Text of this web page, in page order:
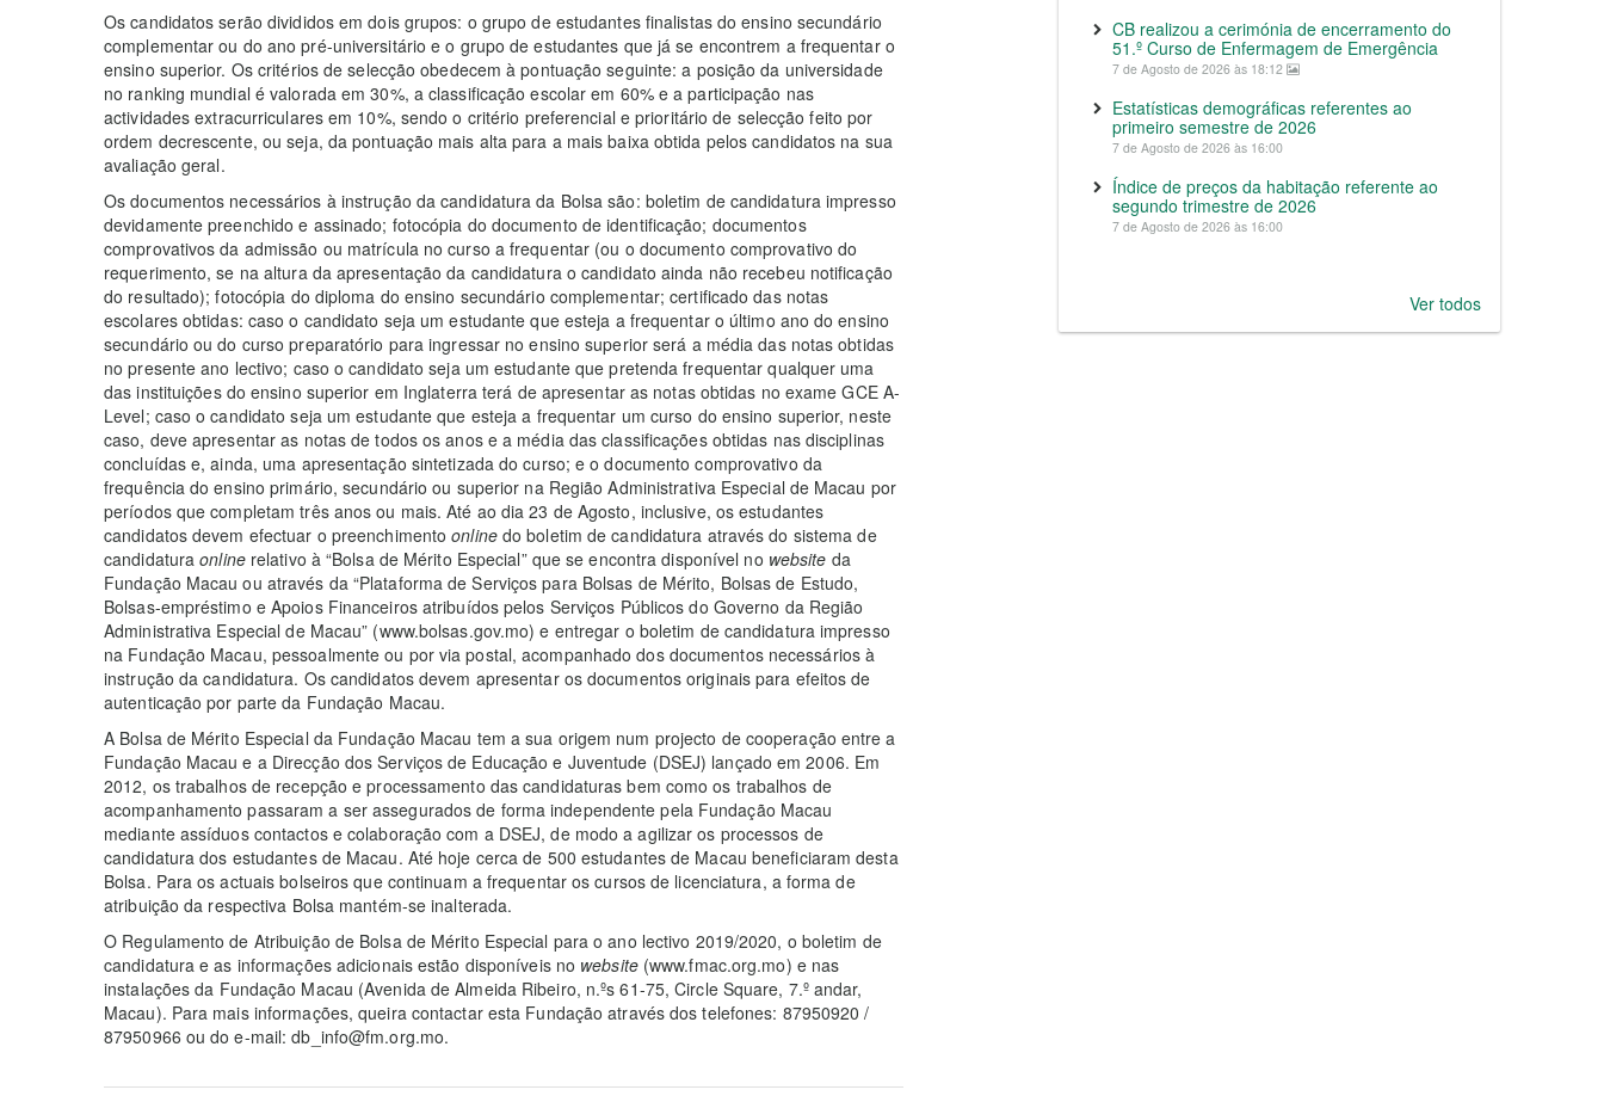
Os candidatos serão divididos em dois grupos: o grupo de estudantes finalistas do ensino secundário
complementar ou do ano pré-universitário e o grupo de estudantes que já se encontrem a frequentar o
ensino superior. Os critérios de selecção obedecem à pontuação seguinte: a posição da universidade
no ranking mundial é valorada em 30%, a classificação escolar em 60% e a participação nas
actividades extracurriculares em 10%, sendo o critério preferencial e prioritário de selecção feito por
ordem decrescente, ou seja, da pontuação mais alta para a mais baixa obtida pelos candidatos na sua
avaliação geral.
Os documentos necessários à instrução da candidatura da Bolsa são: boletim de candidatura impresso
devidamente preenchido e assinado; fotocópia do documento de identificação; documentos
comprovativos da admissão ou matrícula no curso a frequentar (ou o documento comprovativo do
requerimento, se na altura da apresentação da candidatura o candidato ainda não recebeu notificação
do resultado); fotocópia do diploma do ensino secundário complementar; certificado das notas
escolares obtidas: caso o candidato seja um estudante que esteja a frequentar o último ano do ensino
secundário ou do curso preparatório para ingressar no ensino superior será a média das notas obtidas
no presente ano lectivo; caso o candidato seja um estudante que pretenda frequentar qualquer uma
das instituições do ensino superior em Inglaterra terá de apresentar as notas obtidas no exame GCE A-
Level; caso o candidato seja um estudante que esteja a frequentar um curso do ensino superior, neste
caso, deve apresentar as notas de todos os anos e a média das classificações obtidas nas disciplinas
concluídas e, ainda, uma apresentação sintetizada do curso; e o documento comprovativo da
frequência do ensino primário, secundário ou superior na Região Administrativa Especial de Macau por
períodos que completam três anos ou mais. Até ao dia 23 de Agosto, inclusive, os estudantes
candidatos devem efectuar o preenchimentoonlinedo boletim de candidatura através do sistema de
candidaturaonlinerelativo à “Bolsa de Mérito Especial” que se encontra disponível no website da
Fundação Macau ou através da “Plataforma de Serviços para Bolsas de Mérito, Bolsas de Estudo,
Bolsas-empréstimo e Apoios Financeiros atribuídos pelos Serviços Públicos do Governo da Região
Administrativa Especial de Macau” (www.bolsas.gov.mo) e entregar o boletim de candidatura impresso
na Fundação Macau, pessoalmente ou por via postal, acompanhado dos documentos necessários à
instrução da candidatura. Os candidatos devem apresentar os documentos originais para efeitos de
autenticação por parte da Fundação Macau.
A Bolsa de Mérito Especial da Fundação Macau tem a sua origem num projecto de cooperação entre a
Fundação Macau e a Direcção dos Serviços de Educação e Juventude (DSEJ) lançado em 2006. Em
2012, os trabalhos de recepção e processamento das candidaturas bem como os trabalhos de
acompanhamento passaram a ser assegurados de forma independente pela Fundação Macau
mediante assíduos contactos e colaboração com a DSEJ, de modo a agilizar os processos de
candidatura dos estudantes de Macau. Até hoje cerca de 500 estudantes de Macau beneficiaram desta
Bolsa. Para os actuais bolseiros que continuam a frequentar os cursos de licenciatura, a forma de
atribuição da respectiva Bolsa mantém-se inalterada.
O Regulamento de Atribuição de Bolsa de Mérito Especial para o ano lectivo 2019/2020, o boletim de
candidatura e as informações adicionais estão disponíveis no website (www.fmac.org.mo) e nas
instalações da Fundação Macau (Avenida de Almeida Ribeiro, n.ºs 61-75, Circle Square, 7.º andar,
Macau). Para mais informações, queira contactar esta Fundação através dos telefones: 87950920 /
87950966 ou do e-mail: db_info@fm.org.mo.
CB realizou a cerimónia de encerramento do
51.º Curso de Enfermagem de Emergência
7 de Agosto de 2026 às 18:12
Estatísticas demográficas referentes ao
primeiro semestre de 2026
7 de Agosto de 2026 às 16:00
Índice de preços da habitação referente ao
segundo trimestre de 2026
7 de Agosto de 2026 às 16:00
Ver todos